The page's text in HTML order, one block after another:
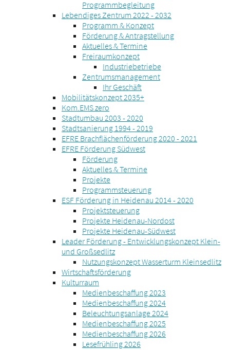
Programmbegleitung
Lebendiges Zentrum 2022 - 2032
Programm & Konzept
Förderung & Antragstellung
Aktuelles & Termine
Freiraumkonzept
Industriebetriebe
Zentrumsmanagement
Ihr Geschäft
Mobilitätskonzept 2035+
Kom.EMS zero
Stadtumbau 2003 - 2020
Stadtsanierung 1994 - 2019
EFRE Brachflächenförderung 2020 - 2021
EFRE Förderung Südwest
Förderung
Aktuelles & Termine
Projekte
Programmsteuerung
ESF Förderung in Heidenau 2014 - 2020
Projektsteuerung
Projekte Heidenau-Nordost
Projekte Heidenau-Südwest
Leader Förderung - Entwicklungskonzept Klein-
und Großsedlitz
Nutzungskonzept Wasserturm Kleinsedlitz
Wirtschaftsförderung
Kulturraum
Medienbeschaffung 2023
Medienbeschaffung 2024
Beleuchtungsanlage 2024
Medienbeschaffung 2025
Medienbeschaffung 2026
Lesefrühling 2026